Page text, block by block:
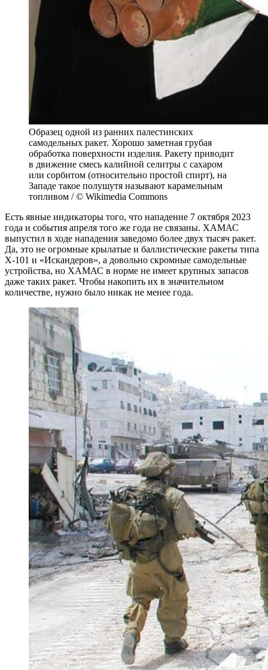
Образец одной из ранних палестинских
самодельных ракет. Хорошо заметная грубая
обработка поверхности изделия. Ракету приводит
в движение смесь калийной селитры с сахаром
или сорбитом (относительно простой спирт), на
Западе такое полушутя называют карамельным
топливом / © Wikimedia Commons
Есть явные индикаторы того, что нападение 7 октября 2023
года и события апреля того же года не связаны. ХАМАС
выпустил в ходе нападения заведомо более двух тысяч ракет.
Да, это не огромные крылатые и баллистические ракеты типа
Х-101 и «Искандеров», а довольно скромные самодельные
устройства, но ХАМАС в норме не имеет крупных запасов
даже таких ракет. Чтобы накопить их в значительном
количестве, нужно было никак не менее года.